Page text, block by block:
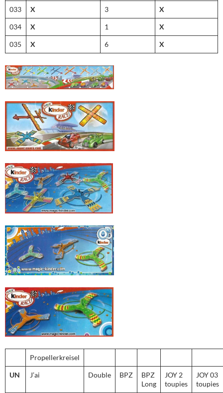
033 X 3 X
034 X 1 X
035 X 6 X
Propellerkreisel
UN J’ai Double BPZ
BPZ
Long
JOY 2
toupies
JOY 03
toupies